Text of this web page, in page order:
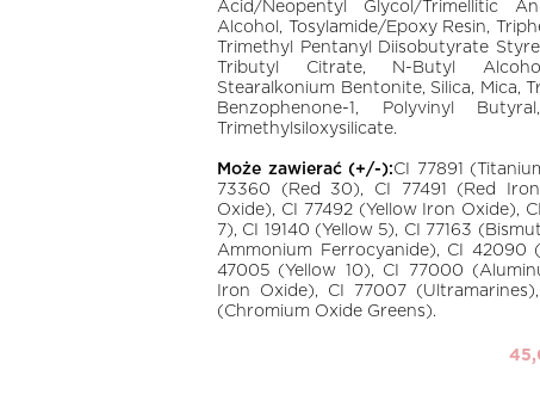
Acid/Neopentyl Glycol/Trimellitic
Alcohol, Tosylamide/Epoxy Resin,
Trimethyl Pentanyl Diisobutyrate
Tributyl Citrate, N-Butyl
Stearalkonium Bentonite, Silica, Mica,
Benzophenone-1, Polyvinyl
Trimethylsiloxysilicate.
Może zawierać (+/-):CI 77891
73360 (Red 30), CI 77491 (Red
Oxide), CI 77492 (Yellow Iron Oxide),
7), CI 19140 (Yellow 5), CI 77163
Ammonium Ferrocyanide), CI 42090
47005 (Yellow 10), CI 77000
Iron Oxide), CI 77007
(Chromium Oxide Greens).